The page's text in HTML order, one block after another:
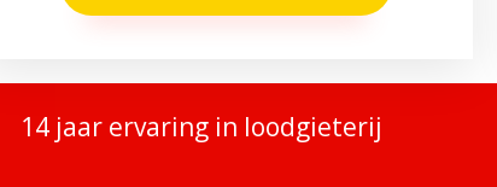
14 jaar ervaring in loodgieterij